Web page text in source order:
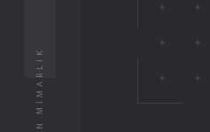
İCON MİMARLIK